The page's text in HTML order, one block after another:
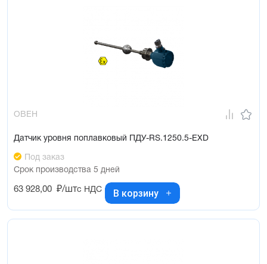
ОВЕН
Датчик уровня поплавковый ПДУ-RS.1250.5-ЕХD
Под заказ
Срок производства 5 дней
63 928,00 ₽/штс НДС В корзину